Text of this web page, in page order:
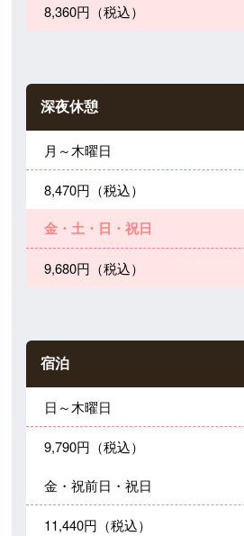
8,360円（税込）
深夜休憩
月～木曜日
8,470円（税込）
金・土・日・祝日
9,680円（税込）
宿泊
日～木曜日
9,790円（税込）
金・祝前日・祝日
11,440円（税込）